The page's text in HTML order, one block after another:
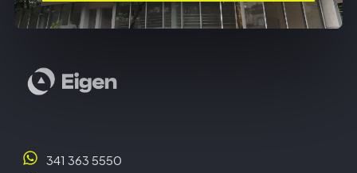
341 363 5550